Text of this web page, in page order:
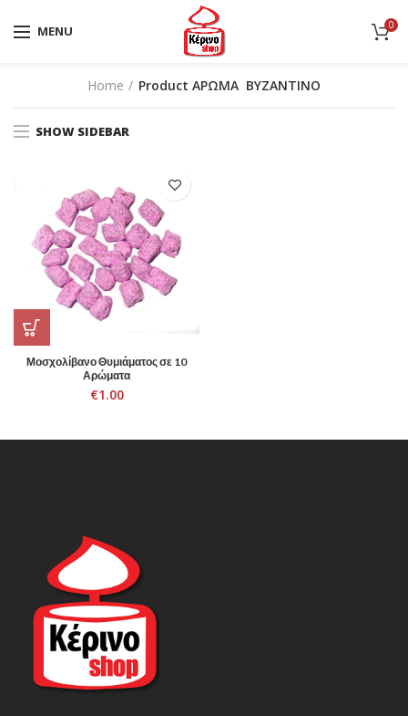
MENU 0
Home Product ΑΡΩΜΑ ΒΥΖΑΝΤΙΝΟ
SHOW SIDEBAR
Μοσχολίβανο Θυμιάματος σε 10
Αρώματα
€1.00